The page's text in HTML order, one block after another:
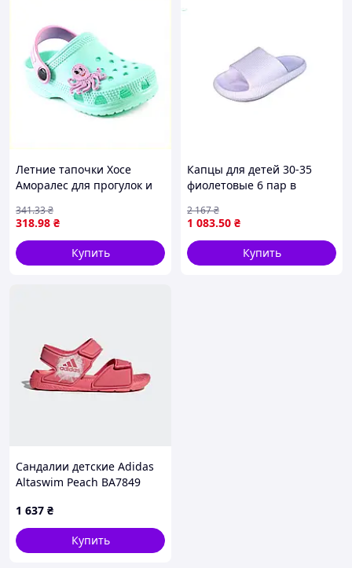
Летние тапочки Хосе
Аморалес для прогулок и
318.98 ₴
341.33₴
Купить
Капцы для детей 30-35
фиолетовые 6 пар в
комфортного летнего
отдыха
1 083.50 ₴
2 167₴
Купить
Сандалии детские Adidas
Altaswim Peach BA7849
1 637 ₴
Купить